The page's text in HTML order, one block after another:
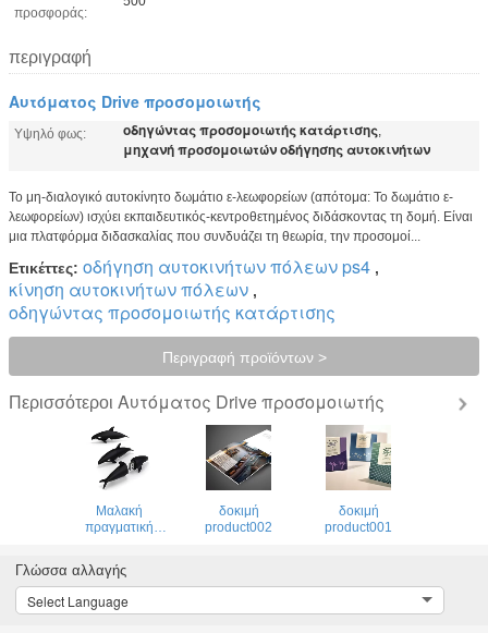
προσφοράς:
περιγραφή
Αυτόματος Drive προσομοιωτής
Υψηλό φως: οδηγώντας προσομοιωτής κατάρτισης,
μηχανή προσομοιωτών οδήγησης αυτοκινήτων
Το μη-διαλογικό αυτοκίνητο δωμάτιο ε-λεωφορείων (απότομα: Το δωμάτιο ε-
λεωφορείων) ισχύει εκπαιδευτικός-κεντροθετημένος διδάσκοντας τη δομή. Είναι
μια πλατφόρμα διδασκαλίας που συνδυάζει τη θεωρία, την προσομοί...
Ετικέττες: οδήγηση αυτοκινήτων πόλεων ps4 ,
κίνηση αυτοκινήτων πόλεων ,
οδηγώντας προσομοιωτής κατάρτισης
Περιγραφή προϊόντων >
Περισσότεροι Αυτόματος Drive προσομοιωτής
Μαλακή
πραγματική
προσομοίωσης
Drive Usb
κινούμενων
δοκιμή
product002
δοκιμή
product001
Γλώσσα αλλαγής
Select Language